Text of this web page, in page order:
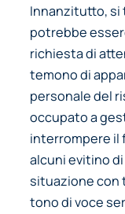
Innanzitutto, si
potrebbe
richiesta di
temono di
personale del
occupato a
interrompere il
alcuni evitino
situazione con
tono di voce